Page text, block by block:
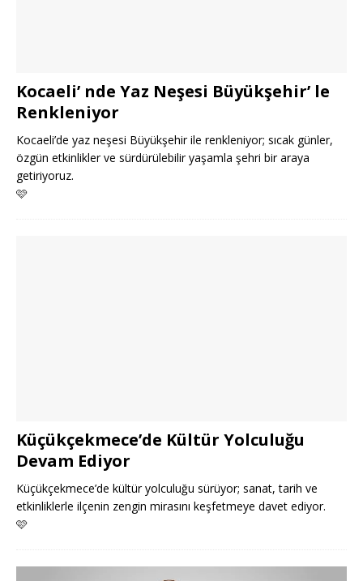
Kocaeli’ nde Yaz Neşesi Büyükşehir’ le
Renkleniyor
Kocaeli’de yaz neşesi Büyükşehir ile renkleniyor; sıcak günler,
özgün etkinlikler ve sürdürülebilir yaşamla şehri bir araya
getiriyoruz.
🩷
Küçükçekmece’de Kültür Yolculuğu
Devam Ediyor
Küçükçekmece’de kültür yolculuğu sürüyor; sanat, tarih ve
etkinliklerle ilçenin zengin mirasını keşfetmeye davet ediyor.
🩷